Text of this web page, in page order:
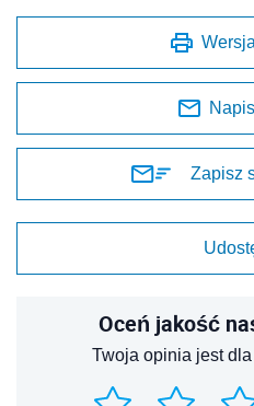
Zapisz
Oceń jakość
Twoja opinia jest